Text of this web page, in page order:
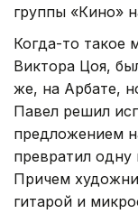
группы «Кино»
Когда-то такое
Виктора Цоя,
же, на Арбате,
Павел решил
предложением
превратил одну
Причем
гитарой и